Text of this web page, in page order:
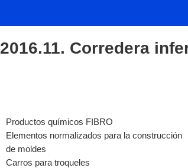
2016.11. Corredera
Productos químicos FIBRO
Elementos normalizados para la construcción
de moldes
Carros para troqueles